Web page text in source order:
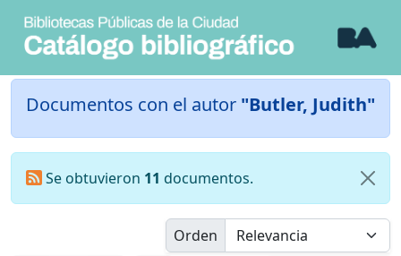
Documentos con el autor "Butler, Judith"
Se obtuvieron 11 documentos.
Orden